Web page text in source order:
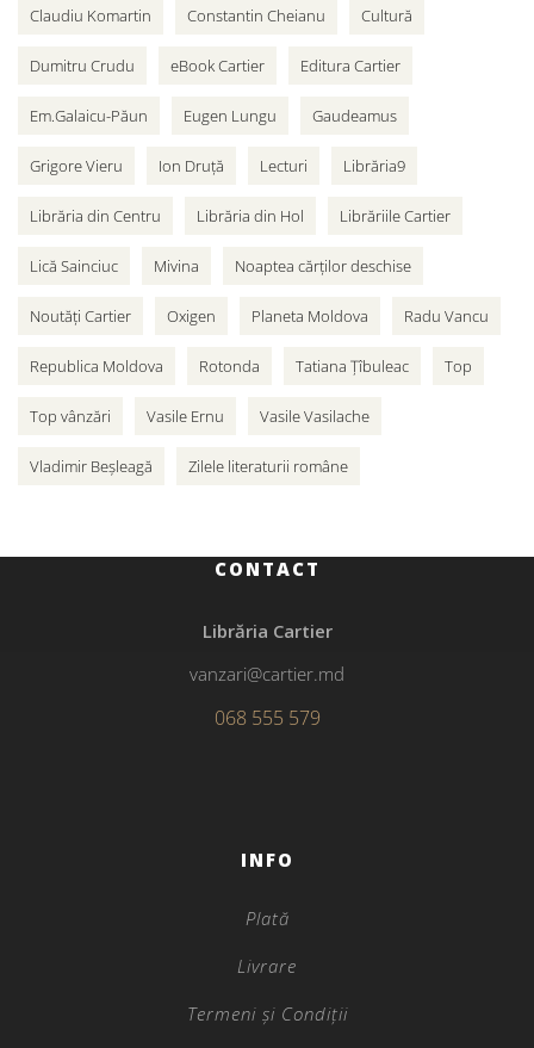
Claudiu Komartin Constantin Cheianu Cultură
Dumitru Crudu eBook Cartier Editura Cartier
Em.Galaicu-Păun Eugen Lungu Gaudeamus
Grigore Vieru Ion Druță Lecturi Librăria9
Librăria din Centru Librăria din Hol Librăriile Cartier
Lică Sainciuc Mivina Noaptea cărților deschise
Noutăți Cartier Oxigen Planeta Moldova Radu Vancu
Republica Moldova Rotonda Tatiana Țîbuleac Top
Top vânzări Vasile Ernu Vasile Vasilache
Vladimir Beșleagă Zilele literaturii române
CONTACT
Librăria Cartier
vanzari@cartier.md
068 555 579
INFO
Plată
Livrare
Termeni și Condiții